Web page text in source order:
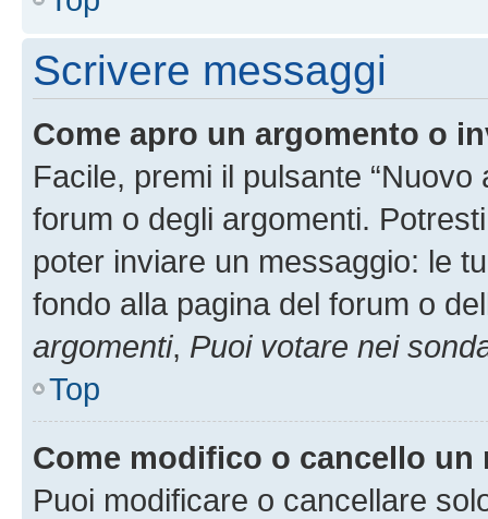
Scrivere messaggi
Come apro un argomento o
Facile, premi il pulsante
forum o degli argomenti.
poter inviare un messaggio: le
fondo alla pagina del forum o
argomenti, Puoi votare nei
Top
Come modifico o cancello un
Puoi modificare o cancellare